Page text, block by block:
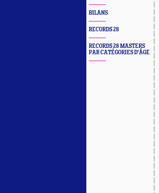
BILANS
RECORDS 28
RECORDS 28 MASTERS
PAR CATÉGORIES D'ÂGE